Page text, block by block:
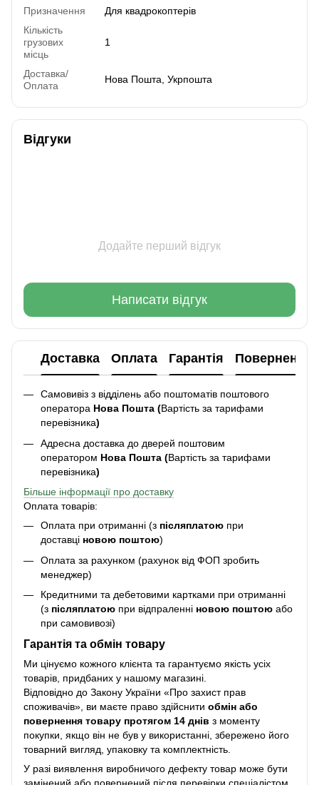
Призначення
Для квадрокоптерів
Кількість
грузових
місць
1
Доставка/
Оплата
Нова Пошта, Укрпошта
Відгуки
Додайте перший відгук
Написати відгук
Доставка Оплата Гарантія Повернення
Самовивіз з відділень або поштоматів поштового
оператора Нова Пошта (Вартість за тарифами
перевізника)
Адресна доставка до дверей поштовим
оператором Нова Пошта (Вартість за тарифами
перевізника)
Більше інформації про доставку
Оплата товарів:
Оплата при отриманні (з післяплатою при
доставці новою поштою)
Оплата за рахунком (рахунок від ФОП зробить
менеджер)
Кредитними та дебетовими картками при отриманні
(з післяплатою при відпраленні новою поштою або
при самовивозі)
Гарантія та обмін товару
Ми цінуємо кожного клієнта та гарантуємо якість усіх
товарів, придбаних у нашому магазині.
Відповідно до Закону України «Про захист прав
споживачів», ви маєте право здійснити обмін або
повернення товару протягом 14 днів з моменту
покупки, якщо він не був у використанні, збережено його
товарний вигляд, упаковку та комплектність.
У разі виявлення виробничого дефекту товар може бути